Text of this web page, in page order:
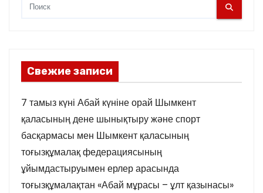
Свежие записи
7 тамыз күні Абай күніне орай Шымкент
қаласының дене шынықтыру және спорт
басқармасы мен Шымкент қаласының
тоғызқұмалақ федерациясының
ұйымдастыруымен ерлер арасында
тоғызқұмалақтан «Абай мұрасы – ұлт қазынасы»